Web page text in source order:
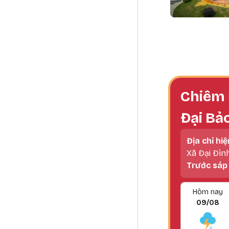
Chiêm
Đại
Địa chỉ
Xã Đại
Trước sáp
Hôm nay
09/08